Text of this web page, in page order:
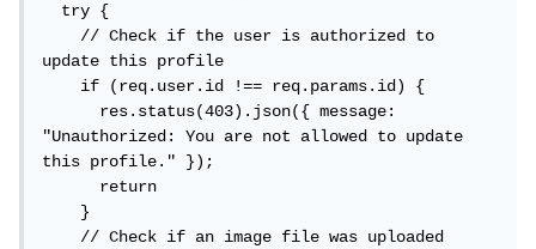
  try {
    // Check if the user is authorized to
update this profile
    if (req.user.id !== req.params.id) {
      res.status(403).json({ message:
"Unauthorized: You are not allowed to update
this profile." });
      return
    }
    // Check if an image file was uploaded